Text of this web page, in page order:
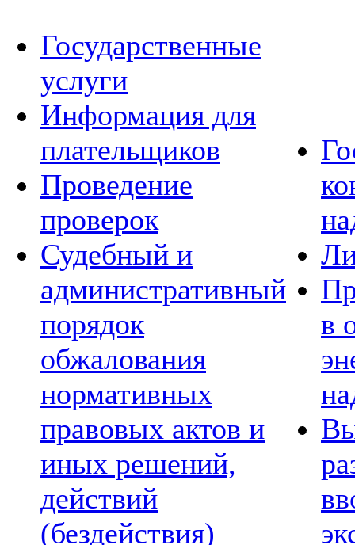
Государственные
услуги
Информация для
плательщиков
Проведение
проверок
Судебный и
административный
порядок
обжалования
нормативных
правовых актов и
иных решений,
действий
(бездействия)
в